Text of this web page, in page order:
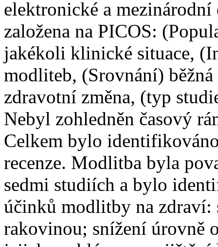
elektronické a mezinárodní
založena na PICOS:
jakékoli klinické situace,
modliteb, (Srovnání)
zdravotní změna, (typ
Nebyl zohledněn časový
Celkem bylo
recenze. Modlitba byla
sedmi studiích a bylo
účinků modlitby na zdraví:
rakovinou; snížení úrovně